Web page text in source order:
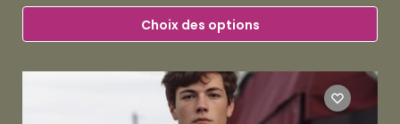
Choix des options